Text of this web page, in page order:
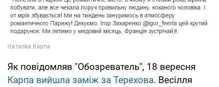
Як повідомляв "Обозреватель", 18 вересня
Карпа вийшла заміж за Терехова. Весілля